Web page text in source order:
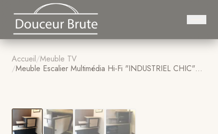
Accueil/Meuble TV
/Meuble Escalier Multimédia Hi-Fi "INDUSTRIEL CHIC"